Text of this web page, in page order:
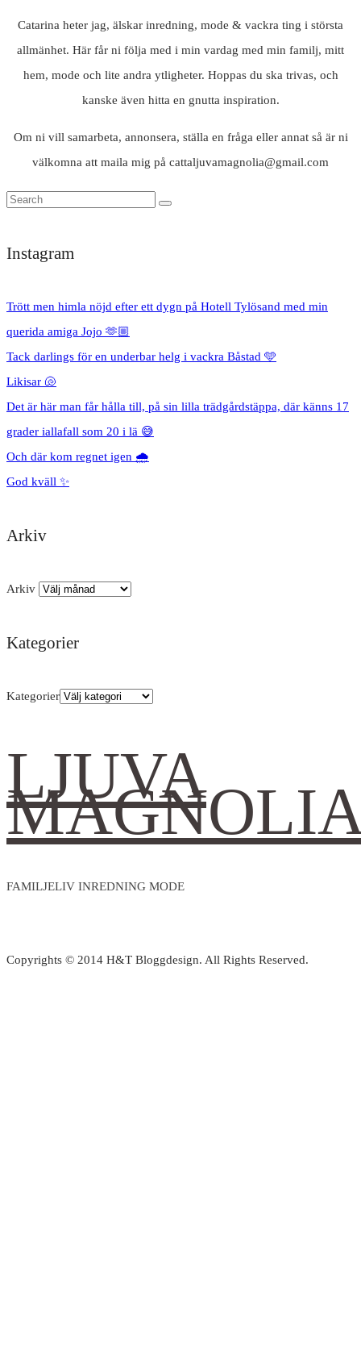
Catarina heter jag, älskar inredning, mode & vackra ting i största
allmänhet. Här får ni följa med i min vardag med min familj, mitt
hem, mode och lite andra ytligheter. Hoppas du ska trivas, och
kanske även hitta en gnutta inspiration.
Om ni vill samarbeta, annonsera, ställa en fråga eller annat så är ni
välkomna att maila mig på cattaljuvamagnolia@gmail.com
Instagram
Trött men himla nöjd efter ett dygn på Hotell Tylösand med min
querida amiga Jojo 🫶🏼
Tack darlings för en underbar helg i vackra Båstad 🩵
Likisar 🐚
Det är här man får hålla till, på sin lilla trädgårdstäppa, där känns 17
grader iallafall som 20 i lä 😅
Och där kom regnet igen 🌧️
God kväll ✨
Arkiv
Arkiv
Kategorier
Kategorier
LJUVA
FAMILJELIV INREDNING MODE
Copyrights © 2014 H&T Bloggdesign. All Rights Reserved.